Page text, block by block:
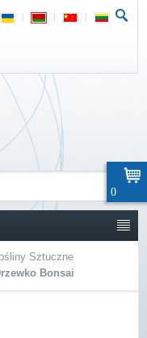
Sztuczne
Bonsai
0